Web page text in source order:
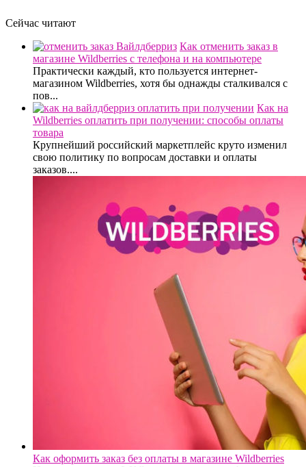
Сейчас читают
Как отменить заказ в
магазине Wildberries с телефона и на компьютере
Практически каждый, кто пользуется интернет-
магазином Wildberries, хотя бы однажды сталкивался с
пов...
Как на
Wildberries оплатить при получении: способы оплаты
товара
Крупнейший российский маркетплейс круто изменил
свою политику по вопросам доставки и оплаты
заказов....
Как оформить заказ без оплаты в магазине Wildberries